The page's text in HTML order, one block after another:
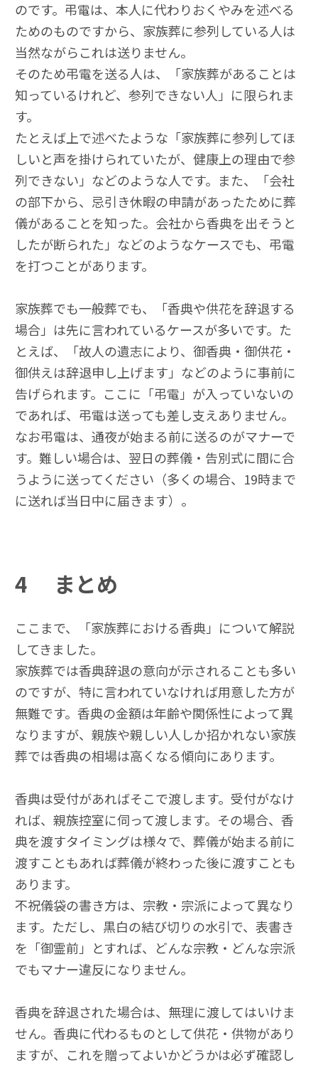
のです。弔電は、本人に代わりおくやみを述べる
ためのものですから、家族葬に参列している人は
当然ながらこれは送りません。
そのため弔電を送る人は、「家族葬があることは
知っているけれど、参列できない人」に限られま
す。
たとえば上で述べたような「家族葬に参列してほ
しいと声を掛けられていたが、健康上の理由で参
列できない」などのような人です。また、「会社
の部下から、忌引き休暇の申請があったために葬
儀があることを知った。会社から香典を出そうと
したが断られた」などのようなケースでも、弔電
を打つことがあります。
家族葬でも一般葬でも、「香典や供花を辞退する
場合」は先に言われているケースが多いです。た
とえば、「故人の遺志により、御香典・御供花・
御供えは辞退申し上げます」などのように事前に
告げられます。ここに「弔電」が入っていないの
であれば、弔電は送っても差し支えありません。
なお弔電は、通夜が始まる前に送るのがマナーで
す。難しい場合は、翌日の葬儀・告別式に間に合
うように送ってください（多くの場合、19時まで
に送れば当日中に届きます）。
4 まとめ
ここまで、「家族葬における香典」について解説
してきました。
家族葬では香典辞退の意向が示されることも多い
のですが、特に言われていなければ用意した方が
無難です。香典の金額は年齢や関係性によって異
なりますが、親族や親しい人しか招かれない家族
葬では香典の相場は高くなる傾向にあります。
香典は受付があればそこで渡します。受付がなけ
れば、親族控室に伺って渡します。その場合、香
典を渡すタイミングは様々で、葬儀が始まる前に
渡すこともあれば葬儀が終わった後に渡すことも
あります。
不祝儀袋の書き方は、宗教・宗派によって異なり
ます。ただし、黒白の結び切りの水引で、表書き
を「御霊前」とすれば、どんな宗教・どんな宗派
でもマナー違反になりません。
香典を辞退された場合は、無理に渡してはいけま
せん。香典に代わるものとして供花・供物があり
ますが、これを贈ってよいかどうかは必ず確認し